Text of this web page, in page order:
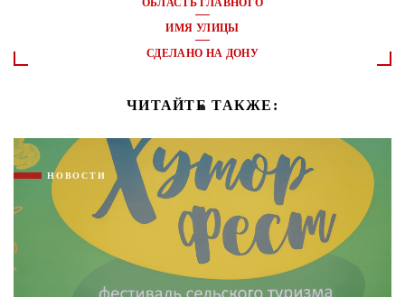
ОБЛАСТЬ ГЛАВНОГО
ИМЯ УЛИЦЫ
СДЕЛАНО НА ДОНУ
ЧИТАЙТЕ ТАКЖЕ:
НОВОСТИ